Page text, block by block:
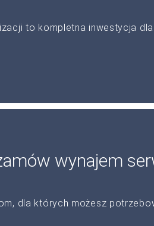
to kompletna inwestycja
wynajem
dla których możesz